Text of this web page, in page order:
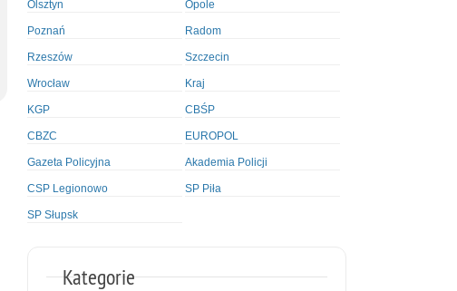
Olsztyn Opole
Poznań Radom
Rzeszów Szczecin
Wrocław Kraj
KGP CBŚP
CBZC EUROPOL
Gazeta Policyjna Akademia Policji
CSP Legionowo SP Piła
SP Słupsk
Kategorie